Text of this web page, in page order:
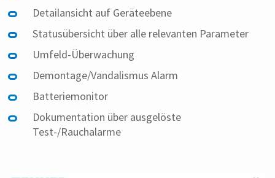
Detailansicht auf Geräteebene
Statusübersicht über alle relevanten Parameter
Umfeld-Überwachung
Demontage/Vandalismus Alarm
Batteriemonitor
Dokumentation über ausgelöste
Test-/Rauchalarme